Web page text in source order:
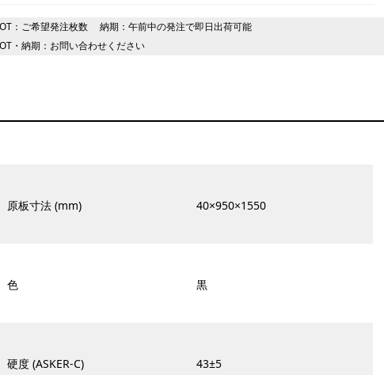
：ご希望発注枚数 納期：午前中の発注で即日出荷可能
・納期：お問い合わせください
原板寸法 (mm) 40×950×1550
色 黒
硬度 (ASKER-C) 43±5